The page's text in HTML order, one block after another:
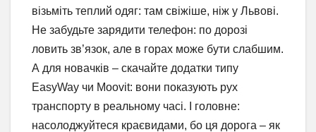
візьміть теплий одяг: там свіжіше, ніж у Львові.
Не забудьте зарядити телефон: по дорозі
ловить зв’язок, але в горах може бути слабшим.
А для новачків – скачайте додатки типу
EasyWay чи Moovit: вони показують рух
транспорту в реальному часі. І головне:
насолоджуйтеся краєвидами, бо ця дорога – як